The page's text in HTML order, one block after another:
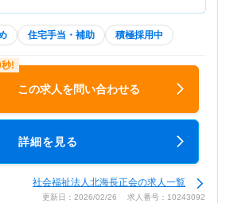
住宅手当・補助 積極採用中
この求人を問い合わせる
詳細を見る
社会福祉法人北海長正会の求人一覧
更新日：2026/02/26 求人番号：10243092